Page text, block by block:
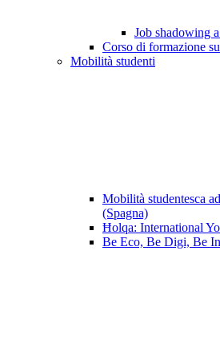
Job shadowing
Corso di formazione
Mobilità studenti
Mobilità studentesca
(Spagna)
Ħolqa: International
Be Eco, Be Digi, Be In